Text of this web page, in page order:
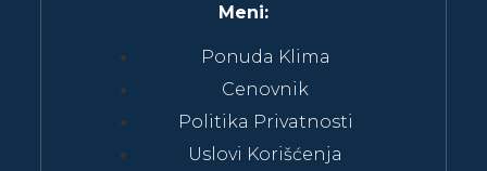
Meni:
Ponuda Klima
Cenovnik
Politika Privatnosti
Uslovi Korišćenja